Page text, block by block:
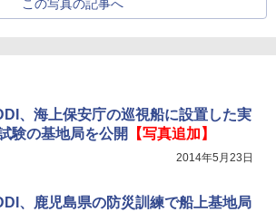
この写真の記事へ
、海上保安庁の巡視船に設置した実
験の基地局を公開
【写真追加】
2014年5月23日
、鹿児島県の防災訓練で船上基地局